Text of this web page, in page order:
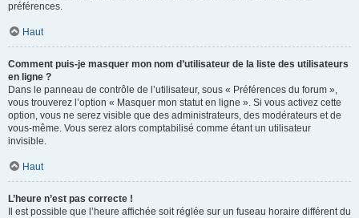
préférences.
Haut
Comment puis-je masquer mon nom d’utilisateur de la liste des utilisateurs
en ligne ?
Dans le panneau de contrôle de l’utilisateur, sous « Préférences du forum »,
vous trouverez l’option « Masquer mon statut en ligne ». Si vous activez cette
option, vous ne serez visible que des administrateurs, des modérateurs et de
vous-même. Vous serez alors comptabilisé comme étant un utilisateur
invisible.
Haut
L’heure n’est pas correcte !
Il est possible que l’heure affichée soit réglée sur un fuseau horaire différent du